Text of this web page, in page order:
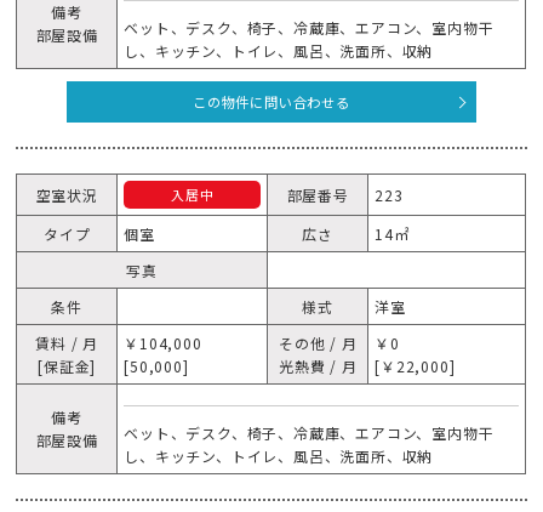
備考
部屋設備
ベット、デスク、椅子、冷蔵庫、エアコン、室内物干
し、キッチン、トイレ、風呂、洗面所、収納
この物件に問い合わせる
空室状況 入居中 部屋番号
223
タイプ
個室 広さ
14㎡
写真
条件
様式
洋室
賃料 / 月
[保証金]
￥104,000
[50,000]
その他 / 月
光熱費 / 月
￥0
[￥22,000]
備考
部屋設備
ベット、デスク、椅子、冷蔵庫、エアコン、室内物干
し、キッチン、トイレ、風呂、洗面所、収納